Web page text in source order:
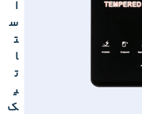
ا
س
ت
ا
ت
ی
ک